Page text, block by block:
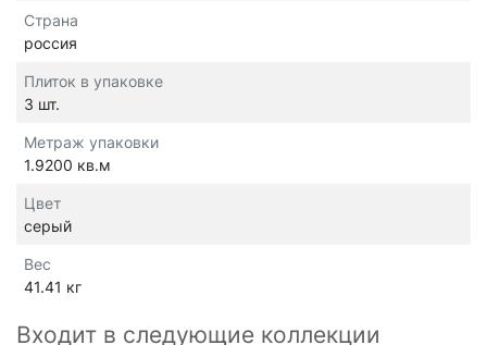
Страна
россия
Плиток в упаковке
3 шт.
Метраж упаковки
1.9200 кв.м
Цвет
серый
Вес
41.41 кг
Входит в следующие коллекции